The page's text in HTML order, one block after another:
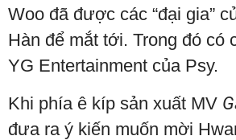
Woo đã được các “đại gia”
Hàn để mắt tới. Trong đó có
YG Entertainment của Psy.
Khi phía ê kíp sản xuất MV
đưa ra ý kiến muốn mời